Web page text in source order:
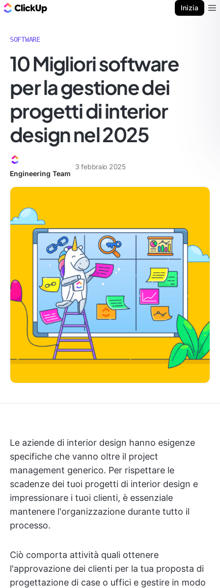
Inizia
SOFTWARE
10 Migliori software
per la gestione dei
progetti di interior
design nel 2025
Engineering Team
3 febbraio 2025
Le aziende di interior design hanno esigenze
specifiche che vanno oltre il project
management generico. Per rispettare le
scadenze dei tuoi progetti di interior design e
impressionare i tuoi clienti, è essenziale
mantenere l'organizzazione durante tutto il
processo.
Ciò comporta attività quali ottenere
l'approvazione dei clienti per la tua proposta di
progettazione di case o uffici e gestire in modo